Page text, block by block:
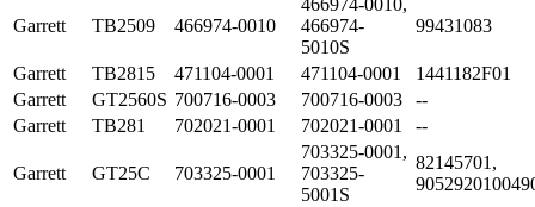
Garrett TB2509 466974-0010
466974-
5010S
99431083
Garrett TB2815 471104-0001 471104-0001
1441182F01
Garrett
GT2560S 700716-0003 700716-0003
--
Garrett
TB281 702021-0001 702021-0001 --
Garrett GT25C 703325-0001
703325-0001,
703325-
5001S
82145701,